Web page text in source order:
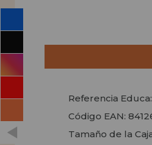
Referencia
Código EAN:
Tamaño de la